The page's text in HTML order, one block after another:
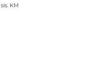
sis. KM